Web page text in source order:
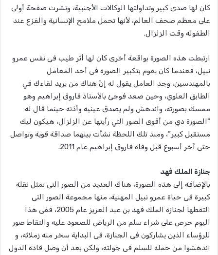
كان لها صدى كبير وتداولتها الوكالات الأجنبية، ونشرت صفحة أولى
على معظم صحف العالم، لأنها تحمل ملامح الإنسانية والفزع عند
الطفولة وقت الزلزال.
ارتبطت هذه الصورة بواقعة أخرى كان لها أثر طيب فى نفس عمرو
نبيل، فعندما كان يقوم بتكبير الصورة فى أحد المعامل
بالمهندسين، وجد العامل يقول له إنّ هناك من يريد لقاءك في
الطابق العلوي، وحين صعد فوجئ بالأستاذ فاروق إبراهيم وهو
ممسك بصورته، واندهش ولم يصدق عينيه وأذنه حينما قال له:
“الصورة دي من أقوى الصور التي رأيتها عن الزلزال، هيكون ليك
مستقبل كبير”، ومنذ تلك اللحظة نشأت بينهما صداقة قوية وتواصل
حتى آخر أسبوع قبل وفاة فاروق إبراهيم عام 2011.
جنازة الملك فهد
بالإضافة إلى هذه الصورة، هناك العديد من الصور التى تمثل نقلة
كبيرة فى حياة عمرو نبيل المهنية، منها مجموعة الصور التى
التقطها لجنازة الملك فهد بن عبد العزيز عام 2005، ففى هذا
اليوم حرص على شراء سلم من الرياض للصعود عليه والتقاط صور
للرؤساء الذين يشاركون فى الجنازة، فى البداية سخر منه زملائه، و
اندهشوا من حمله للسلم فى جولته، ولكن بعد أن وصل قادة الدول